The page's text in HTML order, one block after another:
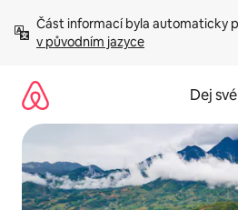
obsah
Část informací byla automaticky
v původním jazyce
Dej